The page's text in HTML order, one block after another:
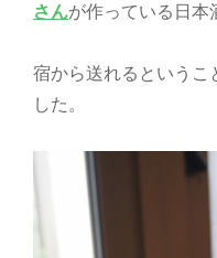
さんが作っている日本
宿から送れるというこ
した。